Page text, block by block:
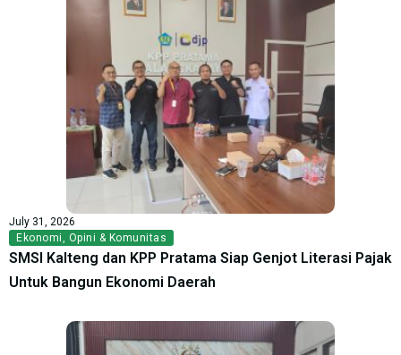
July 31, 2026
Ekonomi, Opini & Komunitas
SMSI Kalteng dan KPP Pratama Siap Genjot Literasi Pajak
Untuk Bangun Ekonomi Daerah